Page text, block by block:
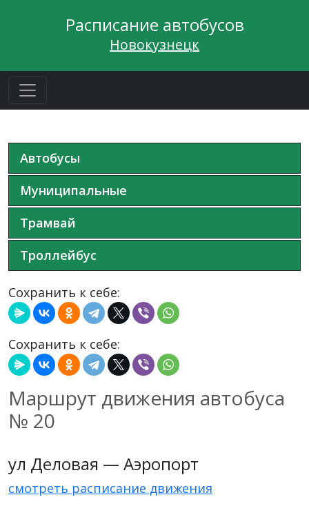
Расписание автобусов
Новокузнецк
Сохранить к себе:
Сохранить к себе:
Маршрут движения автобуса
№ 20
ул Деловая — Аэропорт
смотреть расписание движения
Автобусы
Муниципальные
Трамвай
Троллейбус